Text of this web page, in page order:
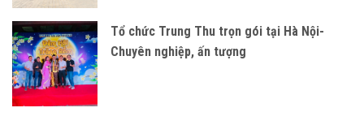
Tổ chức Trung Thu trọn gói tại Hà Nội-
Chuyên nghiệp, ấn tượng